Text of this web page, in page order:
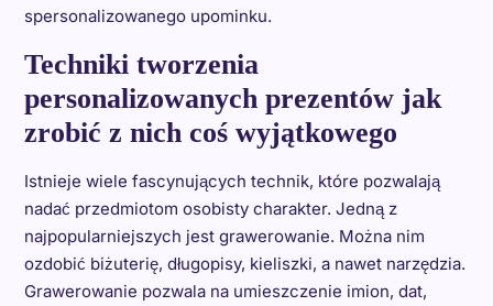
spersonalizowanego upominku.
Techniki tworzenia
personalizowanych prezentów jak
zrobić z nich coś wyjątkowego
Istnieje wiele fascynujących technik, które pozwalają
nadać przedmiotom osobisty charakter. Jedną z
najpopularniejszych jest grawerowanie. Można nim
ozdobić biżuterię, długopisy, kieliszki, a nawet narzędzia.
Grawerowanie pozwala na umieszczenie imion, dat,